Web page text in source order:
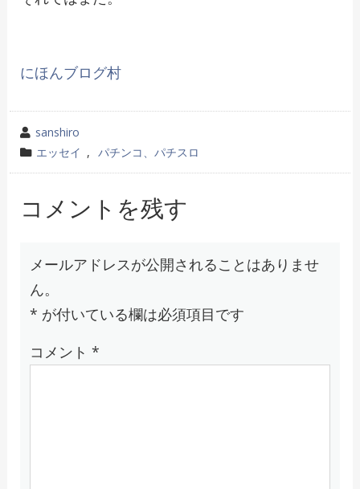
にほんブログ村
投
稿
者
sanshiro
カ
テ
リ
エッセイ , パチンコ、パチスロ
コメントを残す
メールアドレスが公開されることはありませ
ん。
* が付いている欄は必須項目です
コメント *